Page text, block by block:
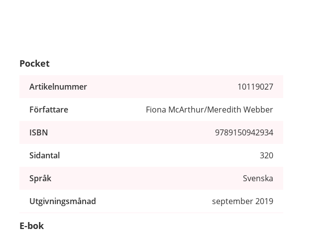
Pocket
Artikelnummer 10119027
Författare Fiona McArthur/Meredith Webber
ISBN 9789150942934
Sidantal 320
Språk Svenska
Utgivningsmånad september 2019
E-bok